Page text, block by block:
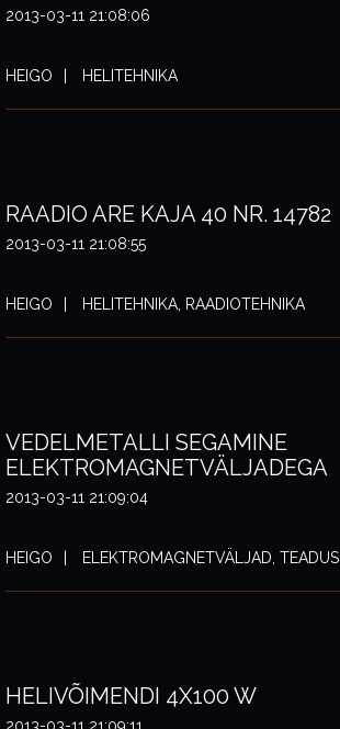
2013-03-11 21:08:06
HEIGO HELITEHNIKA
RAADIO ARE KAJA 40 NR. 14782
2013-03-11 21:08:55
HEIGO HELITEHNIKA, RAADIOTEHNIKA
VEDELMETALLI SEGAMINE
ELEKTROMAGNETVÄLJADEGA
2013-03-11 21:09:04
HEIGO ELEKTROMAGNETVÄLJAD, TEADUS
HELIVÕIMENDI 4X100 W